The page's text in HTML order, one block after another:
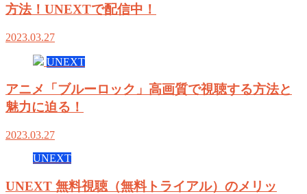
方法！UNEXTで配信中！
2023.03.27
UNEXT
アニメ「ブルーロック」高画質で視聴する方法と
魅力に迫る！
2023.03.27
UNEXT
UNEXT 無料視聴（無料トライアル）のメリッ